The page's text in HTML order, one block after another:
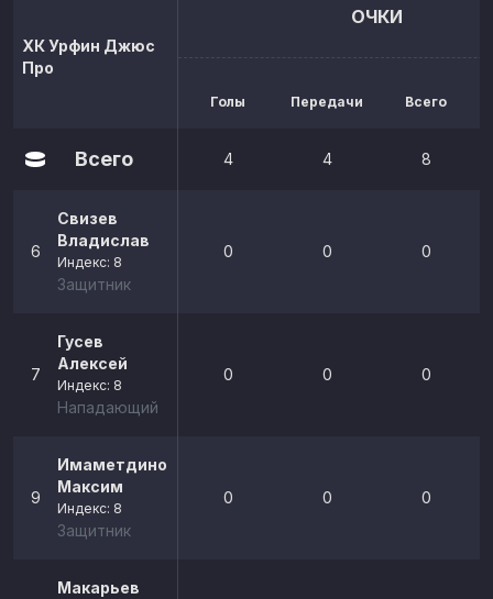
ХК Урфин Джюс
Про
ОЧКИ
Голы Передачи Всего
Всего 4 4 8
6
Свизев
Владислав
Индекс: 8
Защитник
0 0 0
7
Гусев
Алексей
Индекс: 8
Нападающий
0 0 0
9
Имаметдинов
Максим
Индекс: 8
Защитник
0 0 0
Макарьев